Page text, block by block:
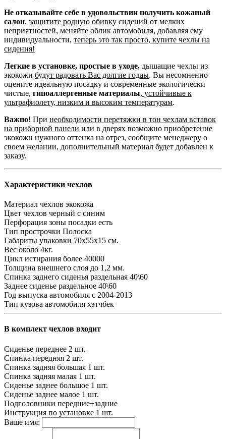
Не отказывайте себе в удовольствии получить кожаный
салон, защитите родную обивку сидений от мелких
неприятностей, меняйте облик автомобиля, добавляя ему
индивидуальности, теперь это так просто, купите чехлы на
сидения!
Легкие в установке, простые в уходе, дышащие чехлы из
экокожи будут радовать Вас долгие годаы. Вы несомненно
оцените идеальную посадку и современные экологически
чистые, гипоаллергенные материалы, устойчивые к
ультрафиолету, низким и высоким температурам.
Важно! При необходимости перетяжки в тон чехлам вставок
на приборной панели или в дверях возможно приобретение
экокожи нужного оттенка на отрез, сообщите менеджеру о
своем желании, дополнительный материал будет добавлен к
заказу.
Характеристики чехлов
Материал чехлов экокожа
Цвет чехлов черный с синим
Перфорация зоны посадки есть
Тип прострочки Полоска
Габариты упаковки 70х55х15 см.
Вес около 4кг.
Цикл истирания более 40000
Толщина внешнего слоя до 1,2 мм.
Спинка заднего сиденья раздельная 40\60
Заднее сиденье раздельное 40\60
Год выпуска автомобиля с 2004-2013
Тип кузова автомобиля хэтчбек
В комплект чехлов входит
Сиденье переднее 2 шт.
Спинка передняя 2 шт.
Спинка задняя большая 1 шт.
Спинка задняя малая 1 шт.
Сиденье заднее большое 1 шт.
Сиденье заднее малое 1 шт.
Подголовники передние+задние
Инструкция по установке 1 шт.
Ваше имя: